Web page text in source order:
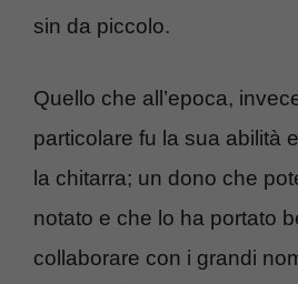
sin da piccolo.
Quello che all’epoca,
particolare fu la sua abilità
la chitarra; un dono che
notato e che lo ha portato
collaborare con i grandi